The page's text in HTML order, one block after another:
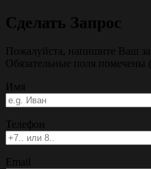
Сделать Запрос
Пожалуйста, напишите Ваш
Обязательные поля помечены
Имя
Телефон
Email